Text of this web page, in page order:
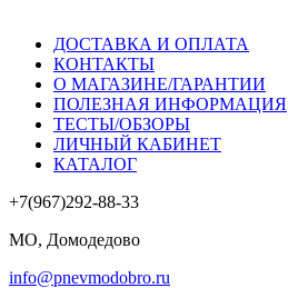
ДОСТАВКА И ОПЛАТА
КОНТАКТЫ
О МАГАЗИНЕ/ГАРАНТИИ
ПОЛЕЗНАЯ ИНФОРМАЦИЯ
ТЕСТЫ/ОБЗОРЫ
ЛИЧНЫЙ КАБИНЕТ
КАТАЛОГ
+7(967)292-88-33
МО, Домодедово
info@pnevmodobro.ru